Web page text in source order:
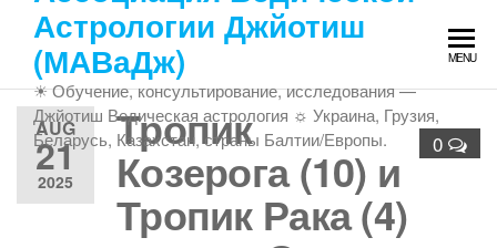
content
Астрологии Джйотиш
(МАВаДж)
☀ Обучение, консультирование, исследования —
Джйотиш Ведическая астрология ☼ Украина, Грузия,
Беларусь, Казахстан, страны Балтии/Европы.
MENU
AUG
21
2025
0
Тропик
Козерога (10) и
Тропик Рака (4)